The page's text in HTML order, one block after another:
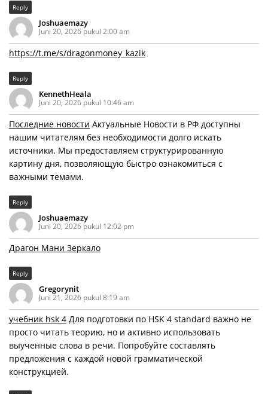
Reply
Joshuaemazy
Juni 20, 2026 pukul 2:00 am
https://t.me/s/dragonmoney_kazik
Reply
KennethHeala
Juni 20, 2026 pukul 10:46 am
Последние новости Актуальные Новости в РФ доступны
нашим читателям без необходимости долго искать
источники. Мы предоставляем структурированную
картину дня, позволяющую быстро ознакомиться с
важными темами.
Reply
Joshuaemazy
Juni 20, 2026 pukul 12:02 pm
Драгон Мани Зеркало
Reply
Gregorynit
Juni 21, 2026 pukul 8:19 am
учебник hsk 4 Для подготовки по HSK 4 standard важно не
просто читать теорию, но и активно использовать
выученные слова в речи. Попробуйте составлять
предложения с каждой новой грамматической
конструкцией.